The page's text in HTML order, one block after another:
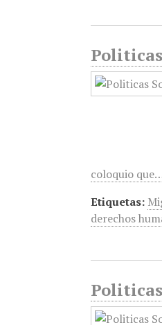
coloquio
Etiquetas:
derechos